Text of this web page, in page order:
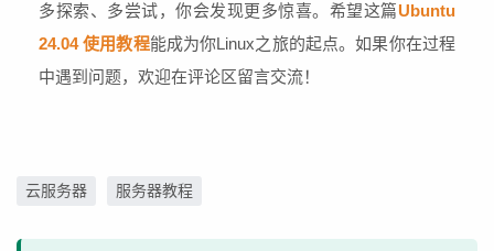
多探索、多尝试，你会发现更多惊喜。希望这篇Ubuntu
24.04 使用教程能成为你Linux之旅的起点。如果你在过程
中遇到问题，欢迎在评论区留言交流！
云服务器 服务器教程